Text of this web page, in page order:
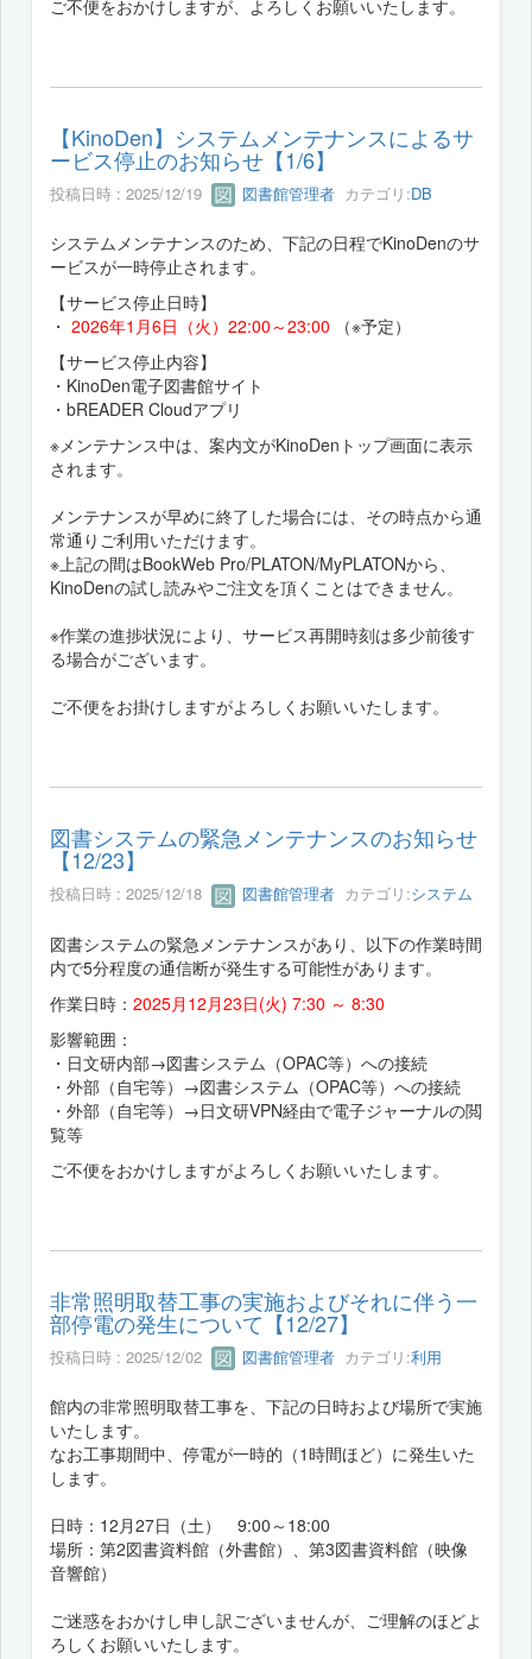
ご不便をおかけしますが、よろしくお願いいたします。
【KinoDen】システムメンテナンスによるサ
ービス停止のお知らせ【1/6】
投稿日時 : 2025/12/19 図書館管理者 カテゴリ:DB
システムメンテナンスのため、下記の日程でKinoDenのサ
ービスが一時停止されます。
【サービス停止日時】
・ 2026年1月6日（火）22:00～23:00 （※予定）
【サービス停止内容】
・KinoDen電子図書館サイト
・bREADER Cloudアプリ
※メンテナンス中は、案内文がKinoDenトップ画面に表示
されます。
メンテナンスが早めに終了した場合には、その時点から通
常通りご利用いただけます。
※上記の間はBookWeb Pro/PLATON/MyPLATONから、
KinoDenの試し読みやご注文を頂くことはできません。
※作業の進捗状況により、サービス再開時刻は多少前後す
る場合がございます。
ご不便をお掛けしますがよろしくお願いいたします。
図書システムの緊急メンテナンスのお知らせ
【12/23】
投稿日時 : 2025/12/18 図書館管理者 カテゴリ:システム
図書システムの緊急メンテナンスがあり、以下の作業時間
内で5分程度の通信断が発生する可能性があります。
作業日時： 2025月12月23日(火) 7:30 ～ 8:30
影響範囲：
・日文研内部→図書システム（OPAC等）への接続
・外部（自宅等）→図書システム（OPAC等）への接続
・外部（自宅等）→日文研VPN経由で電子ジャーナルの閲
覧等
ご不便をおかけしますがよろしくお願いいたします。
非常照明取替工事の実施およびそれに伴う一
部停電の発生について【12/27】
投稿日時 : 2025/12/02 図書館管理者 カテゴリ:利用
館内の非常照明取替工事を、下記の日時および場所で実施
いたします。
なお工事期間中、停電が一時的（1時間ほど）に発生いた
します。
日時：12月27日（土） 9:00～18:00
場所：第2図書資料館（外書館）、第3図書資料館（映像
音響館）
ご迷惑をおかけし申し訳ございませんが、ご理解のほどよ
ろしくお願いいたします。